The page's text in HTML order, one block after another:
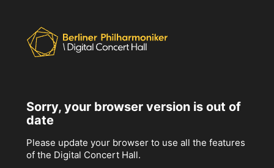
Sorry, your browser version is out of
date
Please update your browser to use all the features
of the Digital Concert Hall.